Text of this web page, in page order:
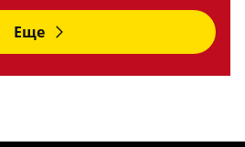
Еще